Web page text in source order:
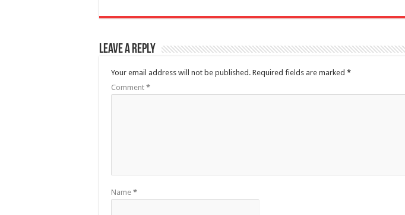
Leave a Reply
Your email address will not be published. Required fields are marked *
Comment *
Name *